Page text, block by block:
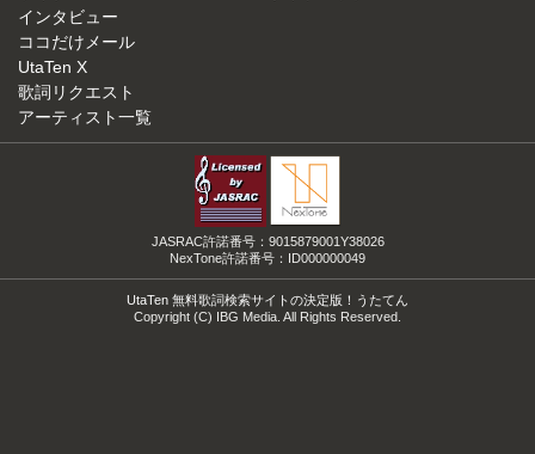
インタビュー
ココだけメール
UtaTen X
歌詞リクエスト
アーティスト一覧
JASRAC許諾番号：9015879001Y38026
NexTone許諾番号：ID000000049
UtaTen 無料歌詞検索サイトの決定版！うたてん
Copyright (C) IBG Media. All Rights Reserved.